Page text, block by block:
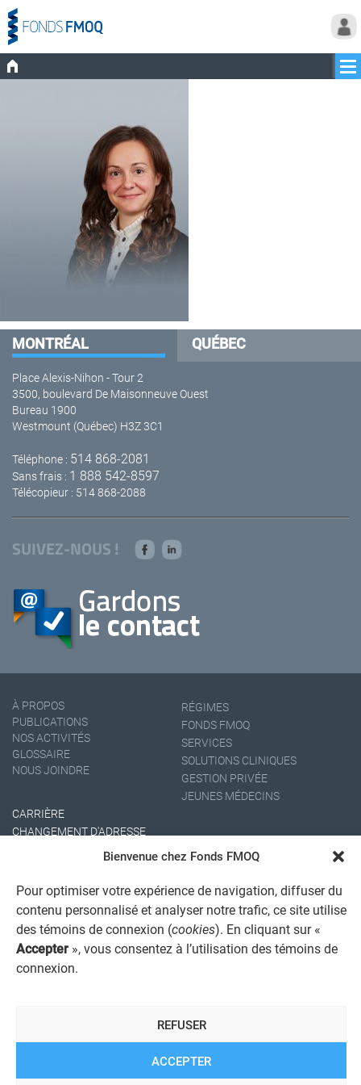
Bienvenue chez Fonds FMOQ
Pour optimiser votre expérience de navigation, diffuser du
contenu personnalisé et analyser notre trafic, ce site utilise
des témoins de connexion (cookies). En cliquant sur «
Accepter », vous consentez à l’utilisation des témoins de
connexion.
ACCEPTER
REFUSER
MONTRÉAL QUÉBEC
Place Alexis-Nihon - Tour 2
3500, boulevard De Maisonneuve Ouest
Bureau 1900
Westmount (Québec) H3Z 3C1
Téléphone : 514 868-2081
Sans frais : 1 888 542-8597
Télécopieur : 514 868-2088
SUIVEZ-NOUS !
À PROPOS
PUBLICATIONS
NOS ACTIVITÉS
GLOSSAIRE
NOUS JOINDRE
RÉGIMES
FONDS FMOQ
SERVICES
SOLUTIONS CLINIQUES
GESTION PRIVÉE
JEUNES MÉDECINS
CARRIÈRE
CHANGEMENT D'ADRESSE
AVIS JURIDIQUE GÉNÉRAL
POLITIQUE DE TRAITEMENT DES PLAINTES
REGISTRE DES CONFLITS D'INTÉRÊTS